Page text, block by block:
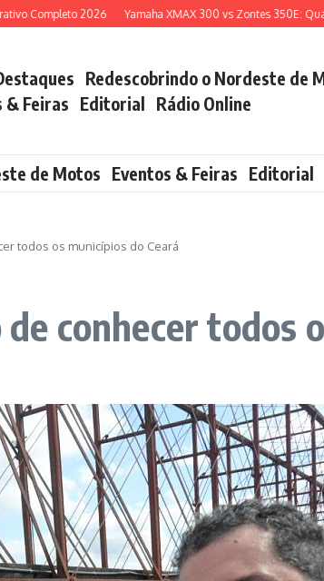
2026 Yamaha XMAX 300 vs Zontes 350E: Qual
Redescobrindo o Nordeste de
& Feiras Editorial Rádio Online
de Motos Eventos & Feiras Editorial
todos os municípios do Ceará
conhecer todos